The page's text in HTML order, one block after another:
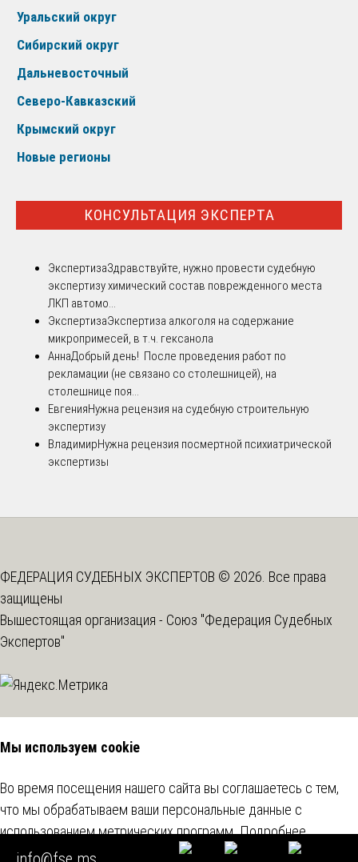
Уральский округ
Сибирский округ
Дальневосточный
Северо-Кавказский
Крымский округ
Новые регионы
КОНСУЛЬТАЦИЯ ЭКСПЕРТА
ЭкспертизаЗдравствуйте, нужно провести судебную
экспертизу химический состав поврежденного места
ЛКП автомо...
ЭкспертизаЭкспертиза алкоголя на содержание
микропримесей, в т.ч. гексанола
АннаДобрый день! После проведения работ по
рекламации (не связано со столешницей), на
столешнице поя...
ЕвгенияНужна рецензия на судебную строительную
экспертизу
ВладимирНужна рецензия посмертной психиатрической
экспертизы
ФЕДЕРАЦИЯ СУДЕБНЫХ ЭКСПЕРТОВ © 2026. Все права
защищены
Вышестоящая организация - Союз "Федерация Судебных
Экспертов"
Мы используем cookie
Во время посещения нашего сайта вы соглашаетесь с тем,
что мы обрабатываем ваши персональные данные с
использованием метрических программ.Подробнее